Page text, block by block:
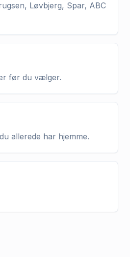
Løvbjerg, Spar, ABC
før du vælger.
allerede har hjemme.